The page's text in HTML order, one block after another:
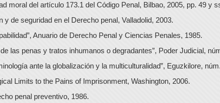
moral del artículo 173.1 del Código Penal, Bilbao, 2005, pp. 49 y
de seguridad en el Derecho penal, Valladolid, 2003.
Anuario de Derecho Penal y Ciencias Penales, 1985.
las penas y tratos inhumanos o degradantes”, Poder Judicial,
ante la globalización y la multiculturalidad”, Eguzkilore,
Limits to the Pains of Imprisonment, Washington, 2006.
penal preventivo, 1986.